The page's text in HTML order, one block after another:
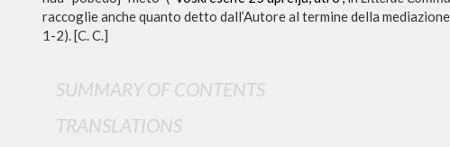
raccoglie anche quanto detto dall’Autore al termine della
1-2). [C. C.]
SUMMARY OF CONTENTS
TRANSLATIONS